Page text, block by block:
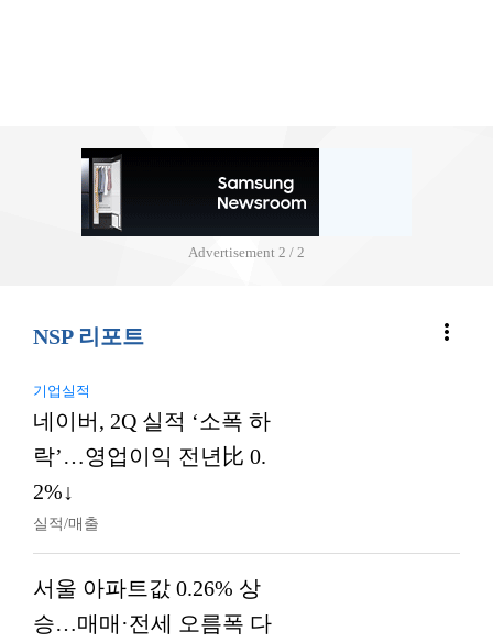
Advertisement 2 / 2
NSP 리포트 more_vert
기업실적
네이버, 2Q 실적 ‘소폭 하
락’…영업이익 전년比 0.
2%↓
실적/매출
서울 아파트값 0.26% 상
승…매매·전세 오름폭 다